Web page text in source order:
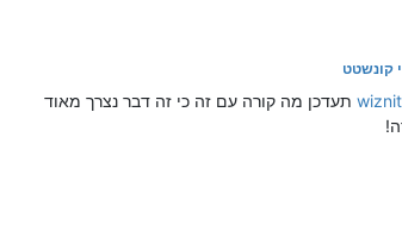
קונשטט
תעדכן מה קורה עם זה כי זה דבר נצרך מאוד